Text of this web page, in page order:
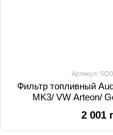
Артикул:
Фильтр топливный
MK3/ VW Arteon/
2 001